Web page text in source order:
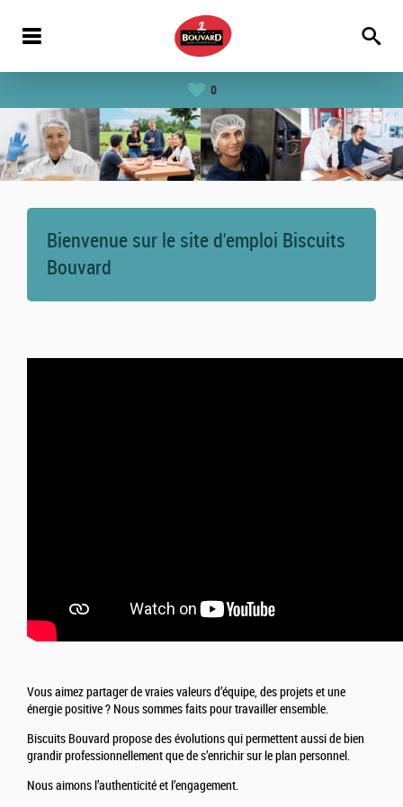
0
Bienvenue sur le site d'emploi Biscuits
Bouvard
Vous aimez partager de vraies valeurs d’équipe, des projets et une
énergie positive ? Nous sommes faits pour travailler ensemble.
Biscuits Bouvard propose des évolutions qui permettent aussi de bien
grandir professionnellement que de s’enrichir sur le plan personnel.
Nous aimons l’authenticité et l’engagement.